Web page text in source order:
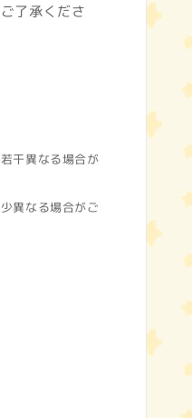
了承くださ
干異なる場合が
異なる場合がご